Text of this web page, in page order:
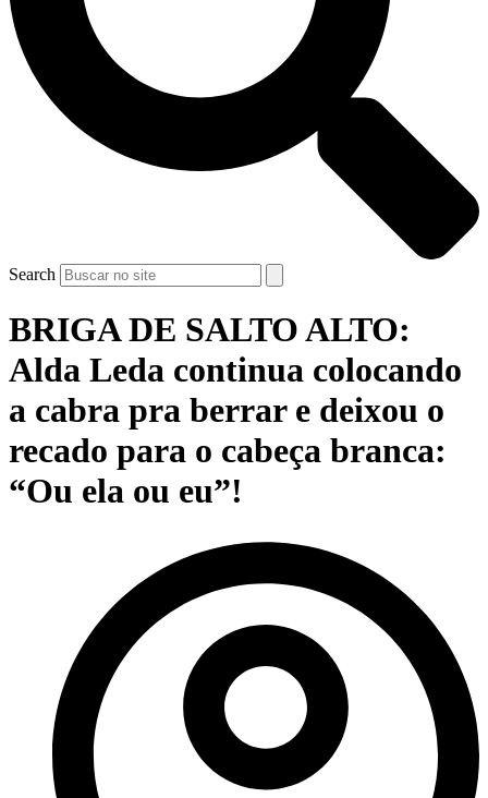
Search
BRIGA DE SALTO ALTO:
Alda Leda continua colocando
a cabra pra berrar e deixou o
recado para o cabeça branca:
“Ou ela ou eu”!